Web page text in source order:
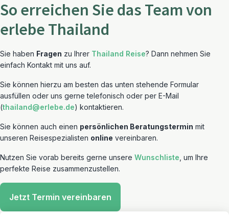
So erreichen Sie das Team von
erlebe Thailand
Sie haben Fragen zu Ihrer Thailand Reise? Dann nehmen Sie
einfach Kontakt mit uns auf.
Sie können hierzu am besten das unten stehende Formular
ausfüllen oder uns gerne telefonisch oder per E-Mail
(thailand@erlebe.de) kontaktieren.
Sie können auch einen persönlichen Beratungstermin mit
unseren Reisespezialisten online vereinbaren.
Nutzen Sie vorab bereits gerne unsere Wunschliste , um Ihre
perfekte Reise zusammenzustellen.
Jetzt Termin vereinbaren